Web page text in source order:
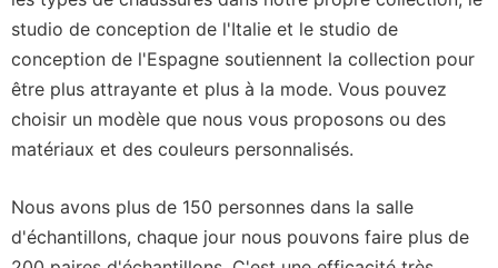
studio de conception de l'Italie et le studio de
conception de l'Espagne soutiennent la collection pour
être plus attrayante et plus à la mode. Vous pouvez
choisir un modèle que nous vous proposons ou des
matériaux et des couleurs personnalisés.
Nous avons plus de 150 personnes dans la salle
d'échantillons, chaque jour nous pouvons faire plus de